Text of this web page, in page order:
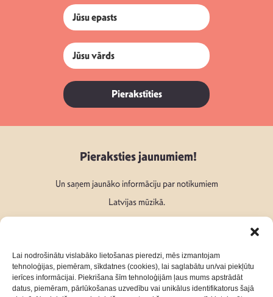
Lai nodrošinātu vislabāko lietošanas pieredzi, mēs izmantojam
tehnoloģijas, piemēram, sīkdatnes (cookies), lai saglabātu un/vai piekļūtu
ierīces informācijai. Piekrišana šīm tehnoloģijām ļaus mums apstrādāt
datus, piemēram, pārlūkošanas uzvedību vai unikālus identifikatorus šajā
Pierakstīties
Pieraksties jaunumiem!
Un saņem jaunāko informāciju par notikumiem
Latvijas mūzikā.
Seko mums: